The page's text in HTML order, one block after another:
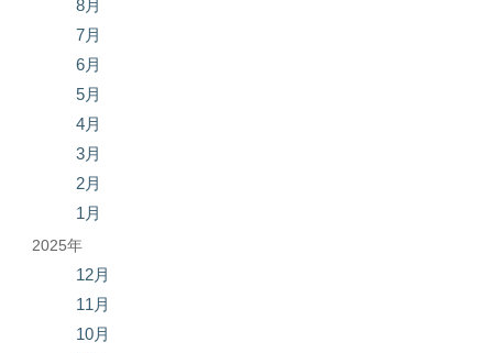
8月
7月
6月
5月
4月
3月
2月
1月
2025年
12月
11月
10月